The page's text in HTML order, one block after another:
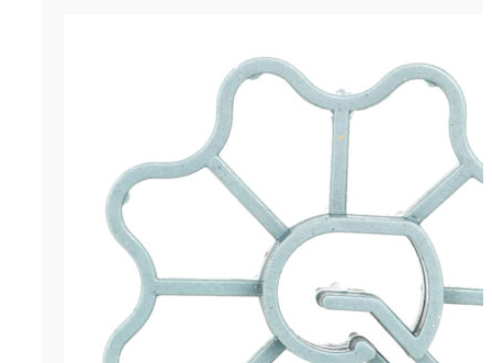
0.86Цена за штуку
Фиксатор арматуры
платиковый закладной элемент
выпускающийся в форме
применяющийся для фиксации
арматуры в вертикальной
Толищна слоя 20 мм. Данный
пластика подходит для